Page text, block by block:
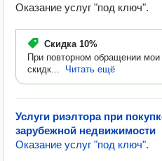
Оказание услуг "под ключ".
Скидка 10%
При повторном обращении
скидк...
Читать ещё
Услуги риэлтора при
зарубежной недвижимости
Оказание услуг "под ключ".